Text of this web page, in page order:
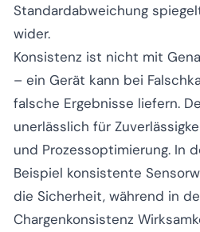
Standardabweichung
wider.
Konsistenz ist nicht mit
– ein Gerät kann bei
falsche Ergebnisse liefern.
unerlässlich für
und Prozessoptimierung. In
Beispiel konsistente
die Sicherheit, während in
Chargenkonsistenz